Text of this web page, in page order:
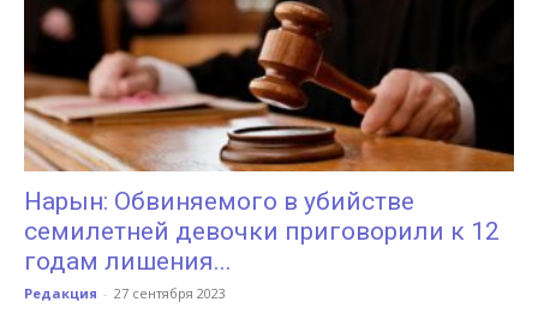
Нарын: Обвиняемого в убийстве
семилетней девочки приговорили к 12
годам лишения...
Редакция - 27 сентября 2023